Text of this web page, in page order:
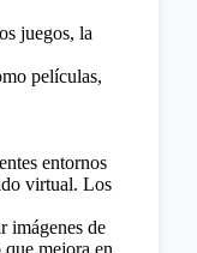
juegos, la
películas,
entornos
virtual. Los
imágenes de
mejora en